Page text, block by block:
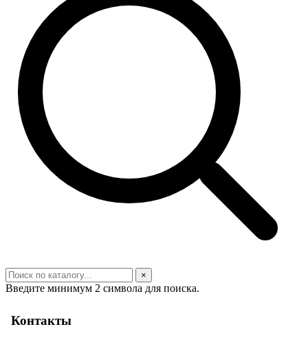
×
Введите минимум 2 символа для поиска.
Контакты